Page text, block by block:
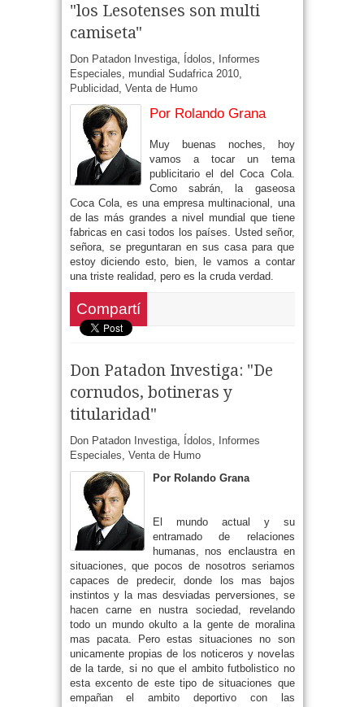
"los Lesotenses son multi
camiseta"
Don Patadon Investiga, Ídolos,
Informes
Especiales, mundial Sudafrica 2010,
Publicidad, Venta de Humo
Por Rolando Grana
Muy buenas noches, hoy
vamos a tocar un tema
publicitario el del Coca Cola.
Como sabrán, la gaseosa
Coca Cola, es una empresa multinacional, una
de las más grandes a nivel mundial que tiene
fabricas en casi todos los países. Usted señor,
señora, se preguntaran en sus casa para que
estoy diciendo esto, bien, le vamos a contar
una triste realidad, pero es la cruda verdad.
Compartí
Don Patadon Investiga: "De
cornudos, botineras y
titularidad"
Don Patadon Investiga, Ídolos,
Informes
Especiales, Venta de Humo
Por Rolando Grana
El mundo actual y su
entramado de relaciones
humanas, nos enclaustra en
situaciones, que pocos de nosotros seriamos
capaces de predecir, donde los mas bajos
instintos y la mas desviadas perversiones, se
hacen carne en nustra sociedad, revelando
todo un mundo okulto a la gente de moralina
mas pacata. Pero estas situaciones no son
unicamente propias de los noticeros y novelas
de la tarde, si no que el ambito futbolistico no
esta excento de este tipo de situaciones que
empañan el ambito deportivo con las